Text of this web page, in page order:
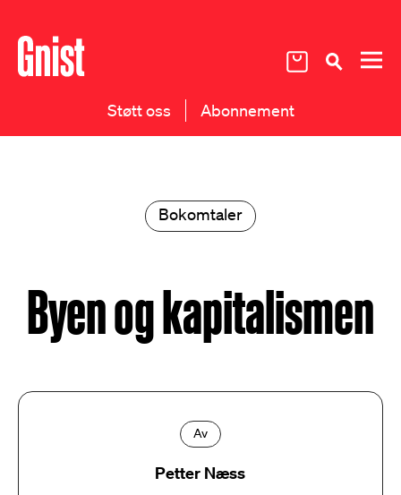
Støtt oss Abonnement
Bokomtaler
Byen og kapitalismen
Av
Petter Næss